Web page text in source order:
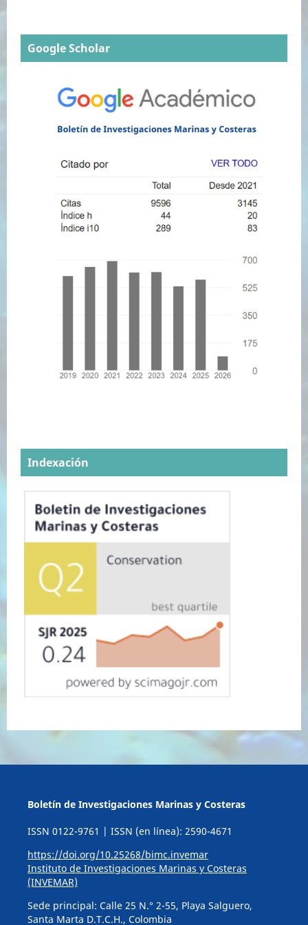
Google Scholar
Indexación
Boletín de Investigaciones Marinas y Costeras
ISSN 0122-9761 | ISSN (en línea): 2590-4671
https://doi.org/10.25268/bimc.invemar
Instituto de Investigaciones Marinas y Costeras
(INVEMAR)
Sede principal: Calle 25 N.° 2-55, Playa Salguero,
Santa Marta D.T.C.H., Colombia